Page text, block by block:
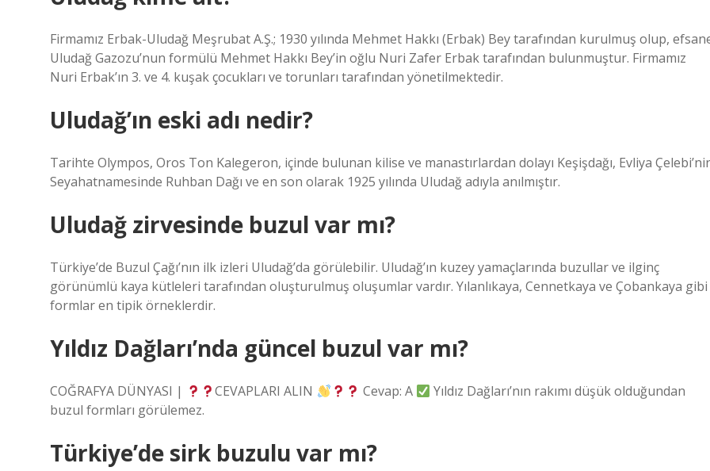
Firmamız Erbak-Uludağ Meşrubat A.Ş.; 1930 yılında Mehmet Hakkı (Erbak) Bey tarafından kurulmuş olup,
Uludağ Gazozu’nun formülü Mehmet Hakkı Bey’in oğlu Nuri Zafer Erbak tarafından bulunmuştur. Firmamız
Nuri Erbak’ın 3. ve 4. kuşak çocukları ve torunları tarafından yönetilmektedir.
Uludağ’ın eski adı nedir?
Tarihte Olympos, Oros Ton Kalegeron, içinde bulunan kilise ve manastırlardan dolayı Keşişdağı, Evliya
Seyahatnamesinde Ruhban Dağı ve en son olarak 1925 yılında Uludağ adıyla anılmıştır.
Uludağ zirvesinde buzul var mı?
Türkiye’de Buzul Çağı’nın ilk izleri Uludağ’da görülebilir. Uludağ’ın kuzey yamaçlarında buzullar ve ilginç
görünümlü kaya kütleleri tarafından oluşturulmuş oluşumlar vardır. Yılanlıkaya, Cennetkaya ve Çobankaya gibi
formlar en tipik örneklerdir.
Yıldız Dağları’nda güncel buzul var mı?
COĞRAFYA DÜNYASI | CEVAPLARI ALIN Cevap: A
Yıldız Dağları’nın rakımı düşük olduğundan
buzul formları görülemez.
Türkiye’de sirk buzulu var mı?